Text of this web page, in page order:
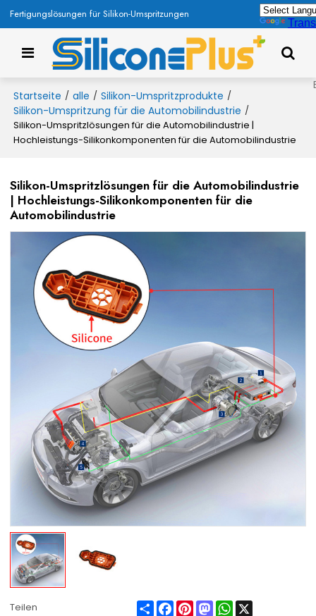
Fertigungslösungen für Silikon-Umspritzungen
Startseite / alle / Silikon-Umspritzprodukte /
Silikon-Umspritzung für die Automobilindustrie /
Silikon-Umspritzlösungen für die Automobilindustrie |
Hochleistungs-Silikonkomponenten für die Automobilindustrie
Silikon-Umspritzlösungen für die Automobilindustrie
| Hochleistungs-Silikonkomponenten für die
Automobilindustrie
Teilen ShareFacebook
PinterestMastodonWhatsApp